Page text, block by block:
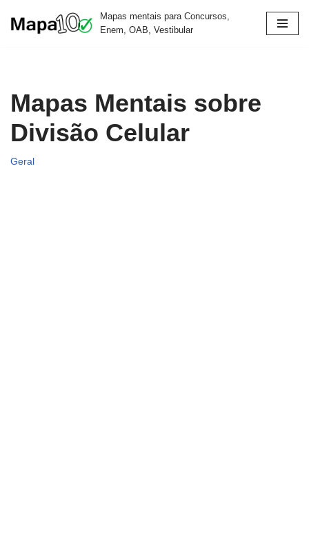
Mapas mentais para Concursos,
Enem, OAB, Vestibular
Mapas Mentais sobre
Divisão Celular
Geral